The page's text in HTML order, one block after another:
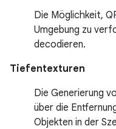
Die Möglichkeit,
Umgebung zu
decodieren.
Tiefentexturen
Die Generierung
über die
Objekten in der